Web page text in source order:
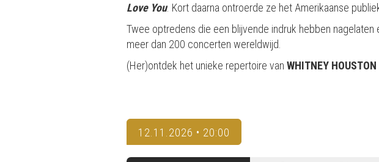
Love You. Kort daarna ontroerde ze het Amerikaanse
Twee optredens die een blijvende indruk hebben
meer dan 200 concerten wereldwijd.
(Her)ontdek het unieke repertoire van WHITNEY HOUSTON
12.11.2026 • 20:00